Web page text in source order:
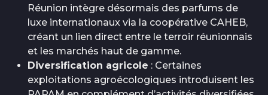
Réunion intègre désormais des parfums de
luxe internationaux via la coopérative CAHEB,
créant un lien direct entre le terroir réunionnais
et les marchés haut de gamme.
Diversification agricole : Certaines
exploitations agroécologiques introduisent les